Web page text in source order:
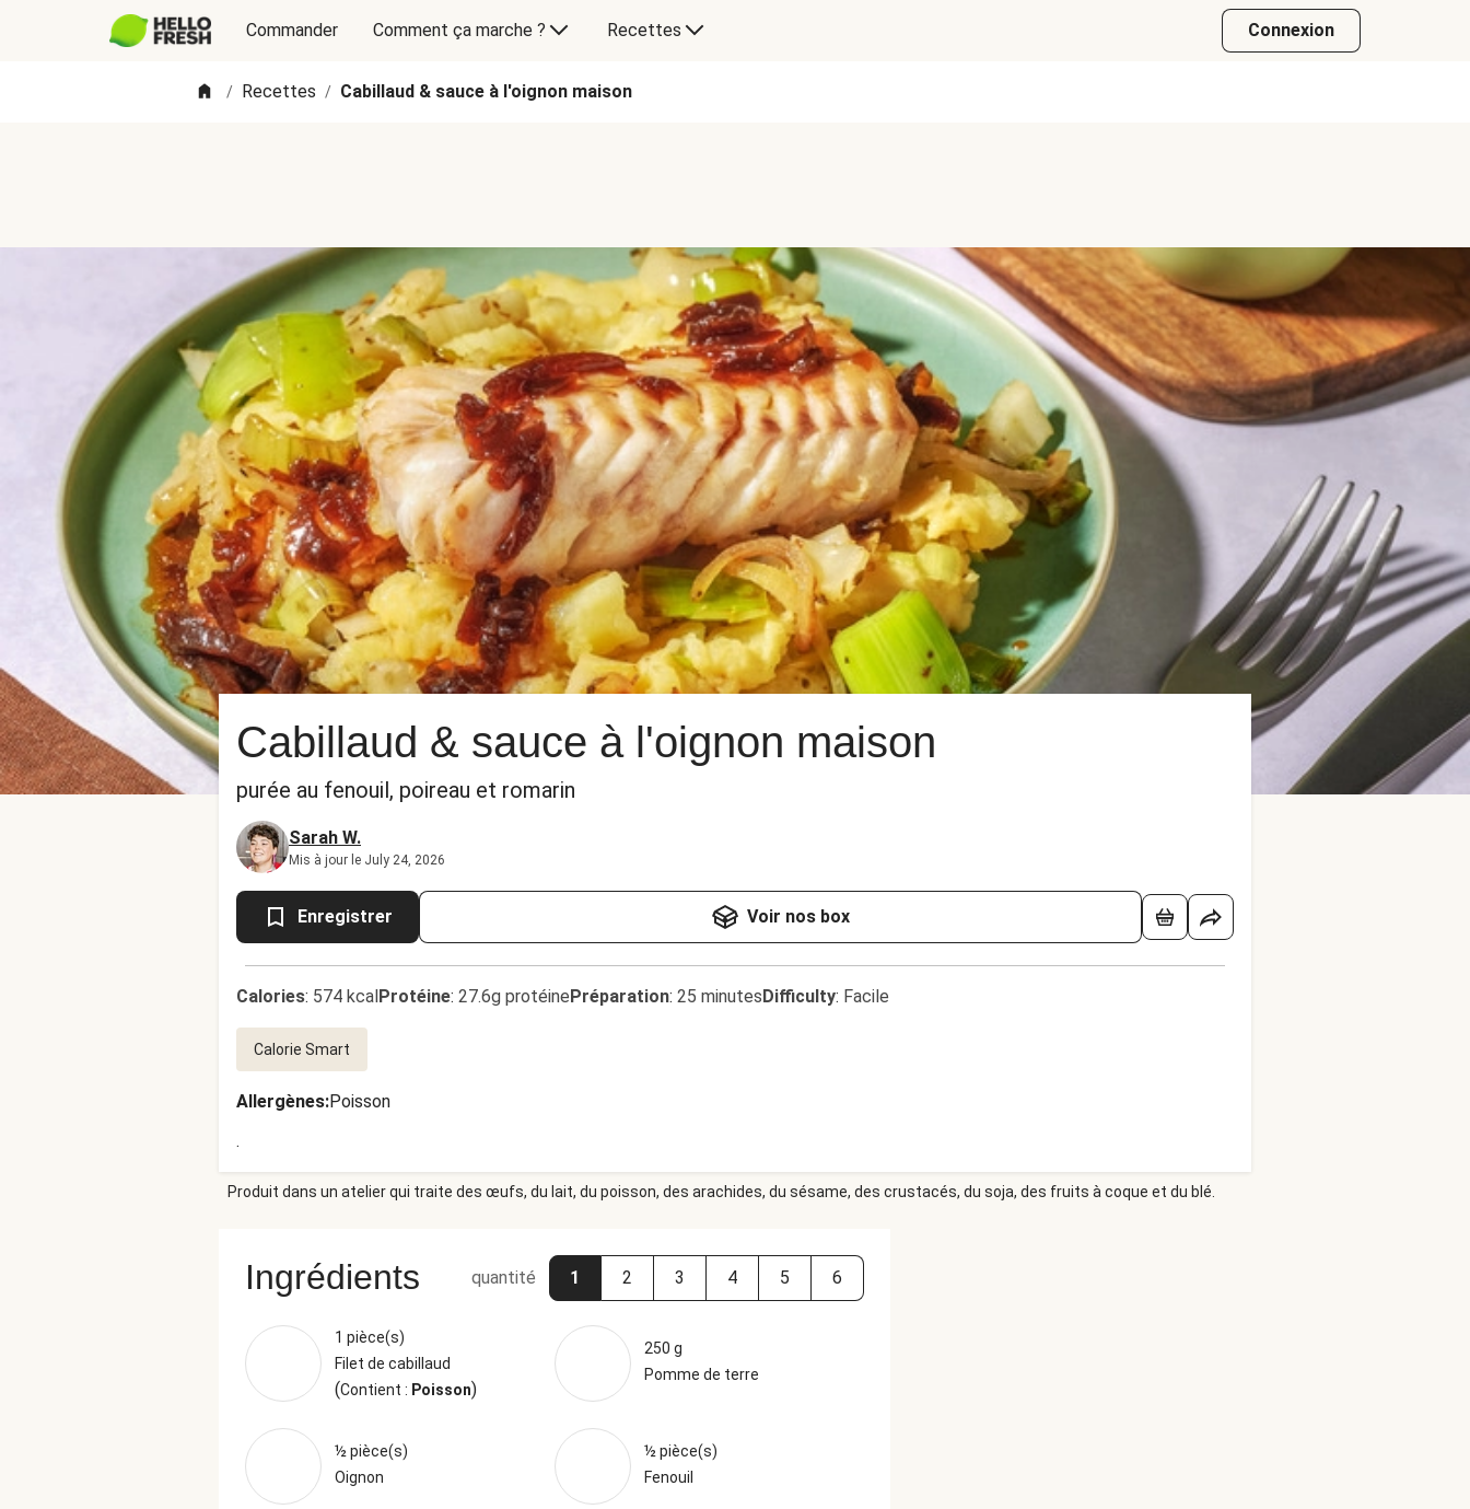
Commander Comment ça marche ? Recettes Connexion
/ Recettes / Cabillaud & sauce à l'oignon maison
Cabillaud & sauce à l'oignon maison
purée au fenouil, poireau et romarin
Sarah W.
Mis à jour le July 24, 2026
Enregistrer Voir nos box
Calories: 574 kcalProtéine: 27.6g protéinePréparation: 25 minutesDifficulty: Facile
Calorie Smart
Allergènes:Poisson
.
Produit dans un atelier qui traite des œufs, du lait, du poisson, des arachides, du sésame, des crustacés, du soja, des fruits à coque et du blé.
Ingrédients quantité 1 2 3 4 5 6
1 pièce(s)
Filet de cabillaud
(Contient : Poisson)
250 g
Pomme de terre
½ pièce(s)
Oignon
½ pièce(s)
Fenouil